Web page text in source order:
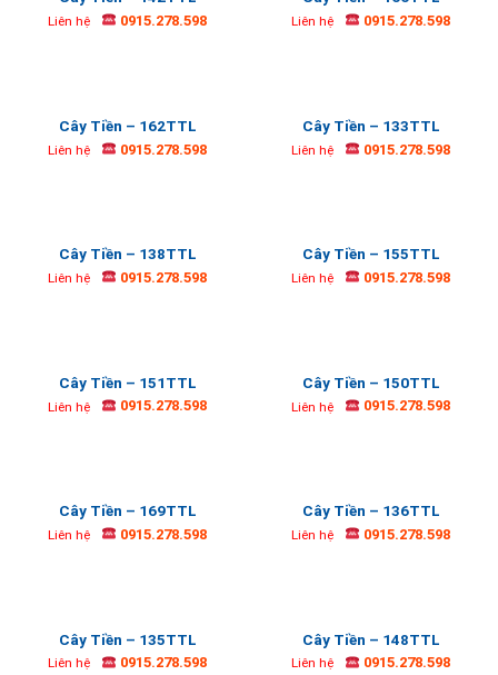
Liên hệ 0915.278.598 Liên hệ 0915.278.598
Cây Tiền – 162TTL
Liên hệ 0915.278.598
Cây Tiền – 133TTL
Liên hệ 0915.278.598
Cây Tiền – 138TTL
Liên hệ 0915.278.598
Cây Tiền – 155TTL
Liên hệ 0915.278.598
Cây Tiền – 151TTL
Liên hệ 0915.278.598
Cây Tiền – 150TTL
Liên hệ 0915.278.598
Cây Tiền – 169TTL
Liên hệ 0915.278.598
Cây Tiền – 136TTL
Liên hệ 0915.278.598
Cây Tiền – 135TTL
Liên hệ 0915.278.598
Cây Tiền – 148TTL
Liên hệ 0915.278.598